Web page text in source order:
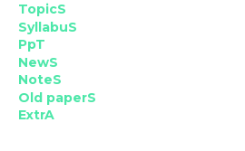
TopicS
SyllabuS
PpT
NewS
NoteS
Old paperS
ExtrA